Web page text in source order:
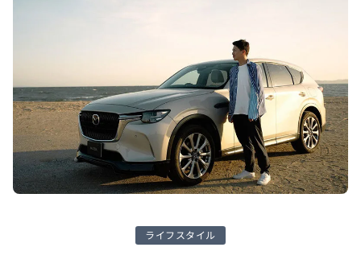
オーナーサポート
中古車
ライフスタイル